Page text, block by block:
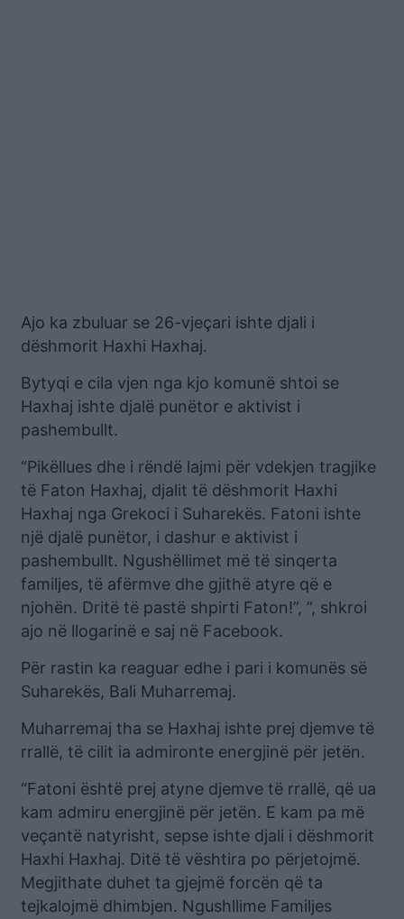
Ajo ka zbuluar se 26-vjeçari ishte djali i
dëshmorit Haxhi Haxhaj.
Bytyqi e cila vjen nga kjo komunë shtoi se
Haxhaj ishte djalë punëtor e aktivist i
pashembullt.
“Pikëllues dhe i rëndë lajmi për vdekjen tragjike
të Faton Haxhaj, djalit të dëshmorit Haxhi
Haxhaj nga Grekoci i Suharekës. Fatoni ishte
një djalë punëtor, i dashur e aktivist i
pashembullt. Ngushëllimet më të sinqerta
familjes, të afërmve dhe gjithë atyre që e
njohën. Dritë të pastë shpirti Faton!”, ”, shkroi
ajo në llogarinë e saj në Facebook.
Për rastin ka reaguar edhe i pari i komunës së
Suharekës, Bali Muharremaj.
Muharremaj tha se Haxhaj ishte prej djemve të
rrallë, të cilit ia admironte energjinë për jetën.
“Fatoni është prej atyne djemve të rrallë, që ua
kam admiru energjinë për jetën. E kam pa më
veçantë natyrisht, sepse ishte djali i dëshmorit
Haxhi Haxhaj. Ditë të vështira po përjetojmë.
Megjithate duhet ta gjejmë forcën që ta
tejkalojmë dhimbjen. Ngushllime Familjes